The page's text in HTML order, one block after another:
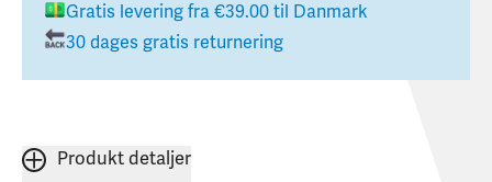
Gratis levering fra €39.00 til Danmark
30 dages gratis returnering
Produkt detaljer